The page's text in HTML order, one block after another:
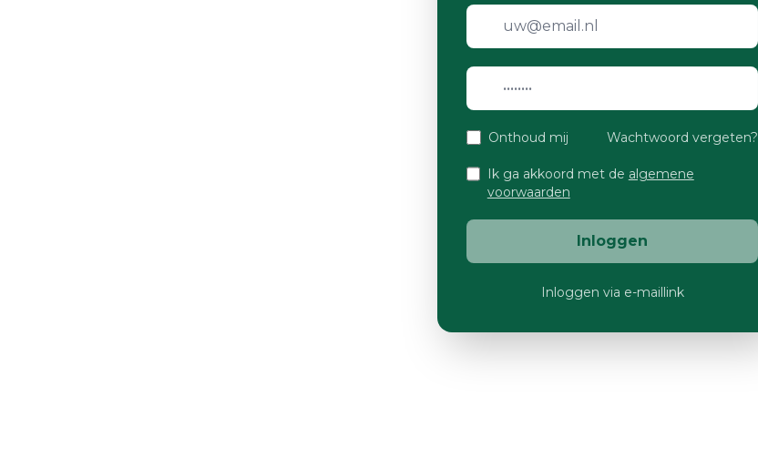
Onthoud mij Wachtwoord vergeten?
Ik ga akkoord met de algemene
voorwaarden
Inloggen
Inloggen via e-maillink